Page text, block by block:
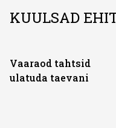
KUULSAD
Vaaraod tahtsid
ulatuda taevani